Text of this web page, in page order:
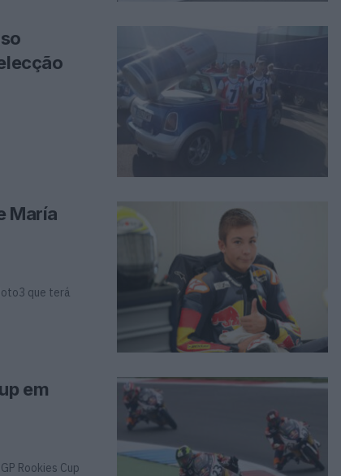
María
que terá
em
Rookies Cup